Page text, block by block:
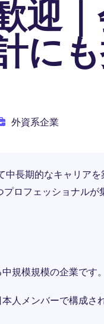
迎
に
外資系企業
長期的なキャリアを
ロフェッショナルが
規模規模の企業です。
人メンバーで構成さ